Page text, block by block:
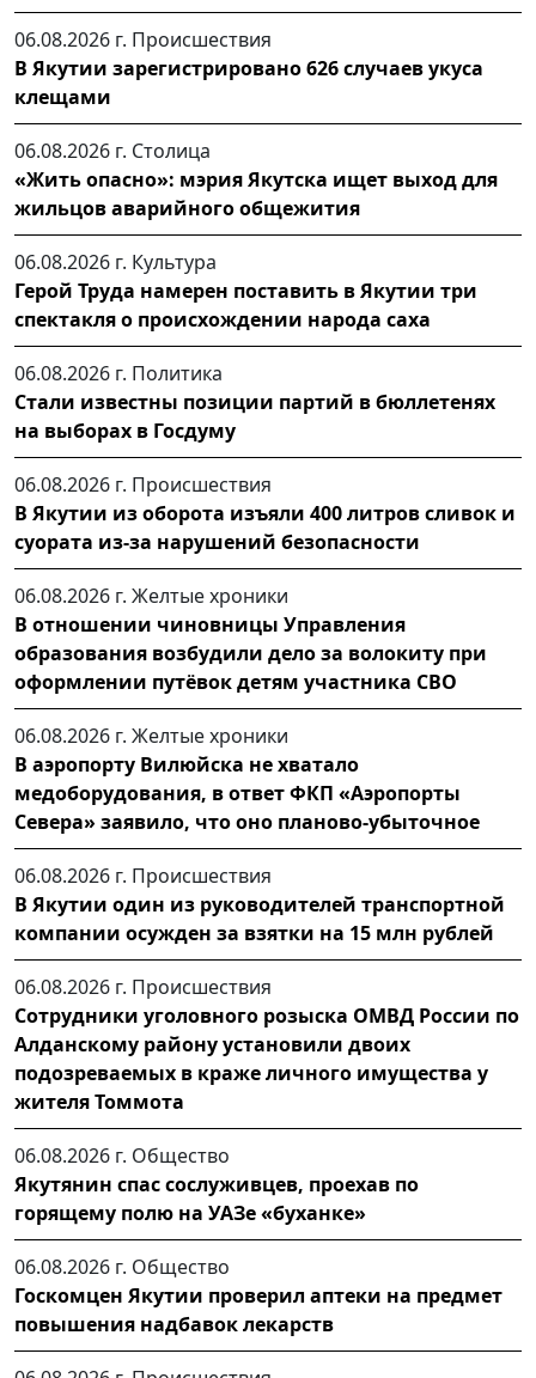
06.08.2026 г. Происшествия
В Якутии зарегистрировано 626 случаев укуса
клещами
06.08.2026 г. Столица
«Жить опасно»: мэрия Якутска ищет выход для
жильцов аварийного общежития
06.08.2026 г. Культура
Герой Труда намерен поставить в Якутии три
спектакля о происхождении народа саха
06.08.2026 г. Политика
Стали известны позиции партий в бюллетенях
на выборах в Госдуму
06.08.2026 г. Происшествия
В Якутии из оборота изъяли 400 литров сливок и
суората из-за нарушений безопасности
06.08.2026 г. Желтые хроники
В отношении чиновницы Управления
образования возбудили дело за волокиту при
оформлении путёвок детям участника СВО
06.08.2026 г. Желтые хроники
В аэропорту Вилюйска не хватало
медоборудования, в ответ ФКП «Аэропорты
Севера» заявило, что оно планово-убыточное
06.08.2026 г. Происшествия
В Якутии один из руководителей транспортной
компании осужден за взятки на 15 млн рублей
06.08.2026 г. Происшествия
Сотрудники уголовного розыска ОМВД России по
Алданскому району установили двоих
подозреваемых в краже личного имущества у
жителя Томмота
06.08.2026 г. Общество
Якутянин спас сослуживцев, проехав по
горящему полю на УАЗе «буханке»
06.08.2026 г. Общество
Госкомцен Якутии проверил аптеки на предмет
повышения надбавок лекарств